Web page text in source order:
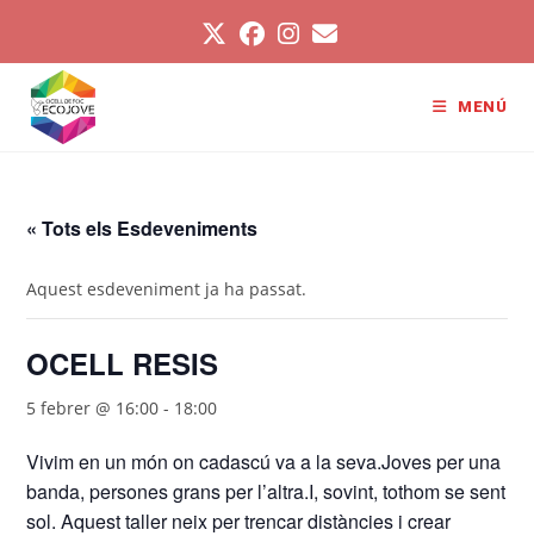
contingut
MENÚ
« Tots els Esdeveniments
Aquest esdeveniment ja ha passat.
OCELL RESIS
5 febrer @ 16:00 - 18:00
Vivim en un món on cadascú va a la seva.Joves per una
banda, persones grans per l’altra.I, sovint, tothom se sent
sol. Aquest taller neix per trencar distàncies i crear